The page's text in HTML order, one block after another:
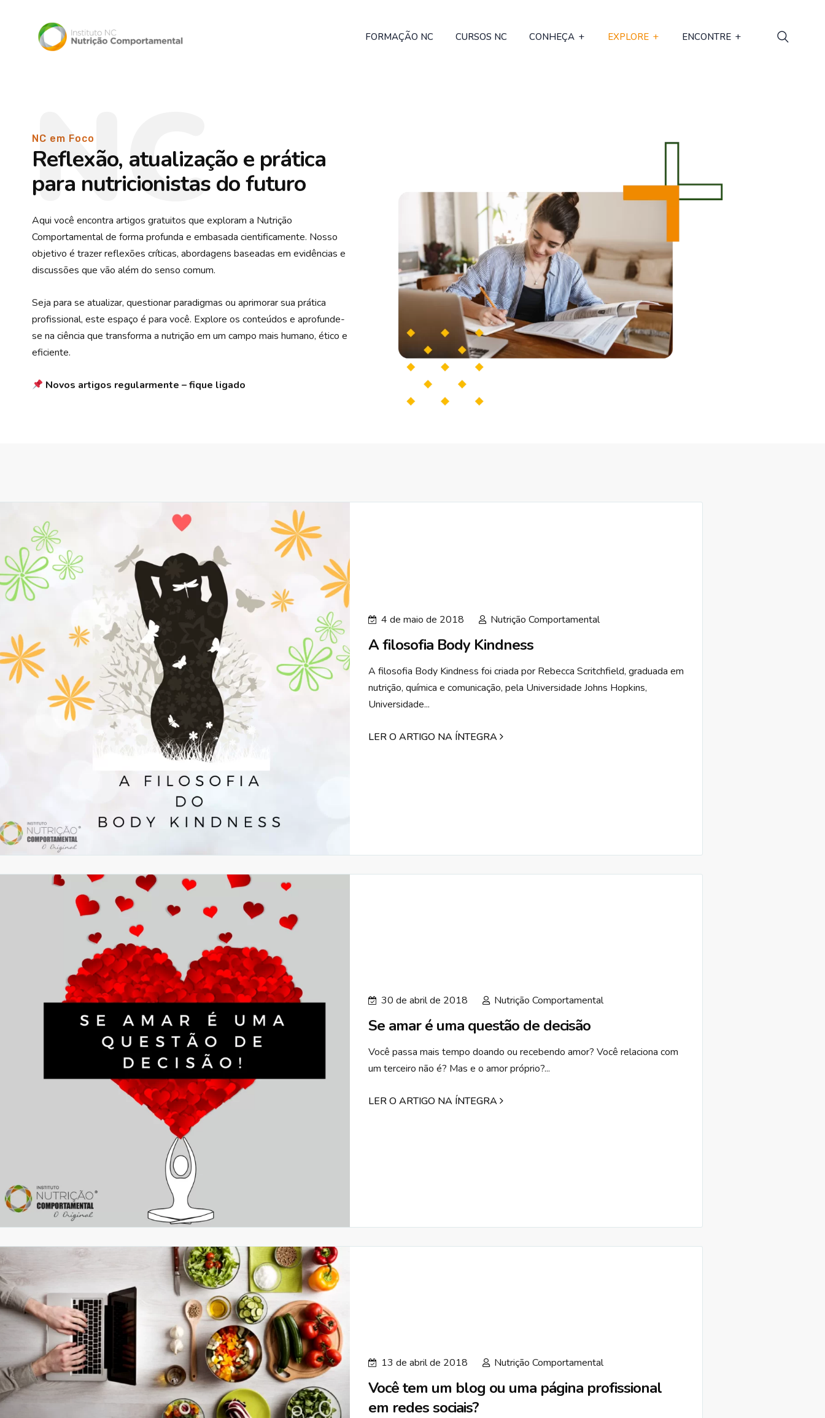
FORMAÇÃO NC CURSOS NC CONHEÇA EXPLORE ENCONTRE
NC em Foco
NC
Reflexão, atualização e prática
para nutricionistas do futuro
Aqui você encontra artigos gratuitos que exploram a Nutrição
Comportamental de forma profunda e embasada cientificamente. Nosso
objetivo é trazer reflexões críticas, abordagens baseadas em evidências e
discussões que vão além do senso comum.
Seja para se atualizar, questionar paradigmas ou aprimorar sua prática
profissional, este espaço é para você. Explore os conteúdos e aprofunde-
se na ciência que transforma a nutrição em um campo mais humano, ético e
eficiente.
Novos artigos regularmente – fique ligado
4 de maio de 2018 Nutrição Comportamental
A filosofia Body Kindness
A filosofia Body Kindness foi criada por Rebecca Scritchfield, graduada em
nutrição, química e comunicação, pela Universidade Johns Hopkins,
Universidade...
LER O ARTIGO NA ÍNTEGRA
30 de abril de 2018 Nutrição Comportamental
Se amar é uma questão de decisão
Você passa mais tempo doando ou recebendo amor? Você relaciona com
um terceiro não é? Mas e o amor próprio?...
LER O ARTIGO NA ÍNTEGRA
13 de abril de 2018 Nutrição Comportamental
Você tem um blog ou uma página profissional
em redes sociais?